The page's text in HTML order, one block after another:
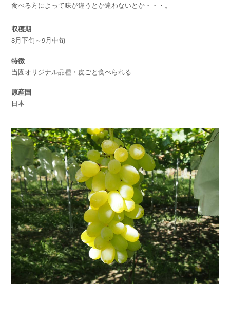
食べる方によって味が違うとか違わないとか・・・。
収穫期
8月下旬～9月中旬
特徴
当園オリジナル品種・皮ごと食べられる
原産国
日本